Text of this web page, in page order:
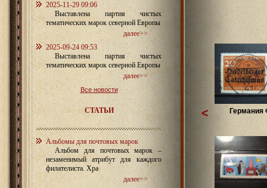
2025-11-29 09:06
Выставлена партия чистых
тематических марок северной Европы
далее>>
2025-09-24 09:53
Выставлена партия чистых
тематических марок северной Европы
далее>>
Все новости
СТАТЬИ
Альбомы для почтовых марок
Альбом для почтовых марок –
незаменимый атрибут для каждого
филателиста. Хра
далее>>
Германия
<